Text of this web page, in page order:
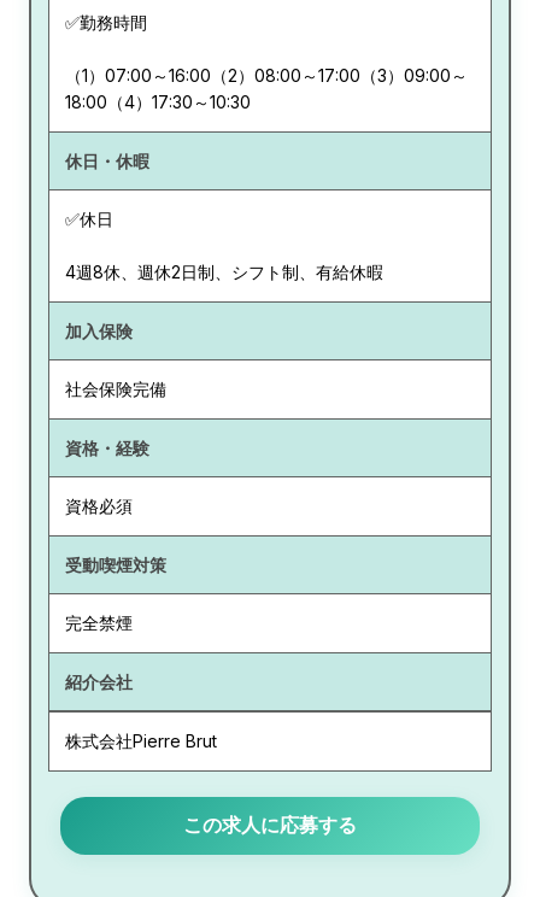
✅勤務時間
（1）07:00～16:00（2）08:00～17:00（3）09:00～
18:00（4）17:30～10:30
休日・休暇
✅休日
4週8休、週休2日制、シフト制、有給休暇
加入保険
社会保険完備
資格・経験
資格必須
受動喫煙対策
完全禁煙
紹介会社
株式会社Pierre Brut
この求人に応募する